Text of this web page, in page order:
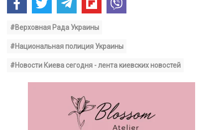
#Верховная Рада Украины
#Национальная полиция Украины
#Новости Киева сегодня - лента киевских новостей